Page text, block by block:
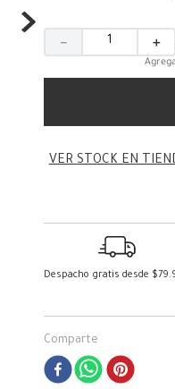
＋
－
VER STOCK EN
Despacho gratis desde
Comparte